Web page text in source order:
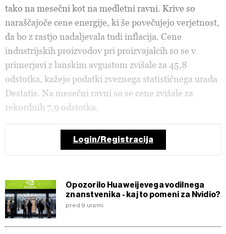
tako na mesečni kot na medletni ravni. Krive so
naraščajoče cene energije, ki še povečujejo verjetnost,
da bo z rastjo nadaljevala tudi inflacija. Cene
industrijskih proizvodov pri proizvajalcih so se v
primerjavi z lanskim avgustom zvišale za 45,8
odstotka, kažejo podatki zveznega statističnega urada
Destatis. Na mesečni ravni so se cene zvišale za
rekordnih 7,9 odstotka.
Login/Registracija
Opozorilo Huaweijevega vodilnega
znanstvenika - kaj to pomeni za Nvidio?
pred 9 urami